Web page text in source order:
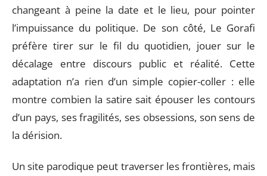
changeant à peine la date et le lieu, pour pointer
l’impuissance du politique. De son côté, Le Gorafi
préfère tirer sur le fil du quotidien, jouer sur le
décalage entre discours public et réalité. Cette
adaptation n’a rien d’un simple copier-coller : elle
montre combien la satire sait épouser les contours
d’un pays, ses fragilités, ses obsessions, son sens de
la dérision.
Un site parodique peut traverser les frontières, mais